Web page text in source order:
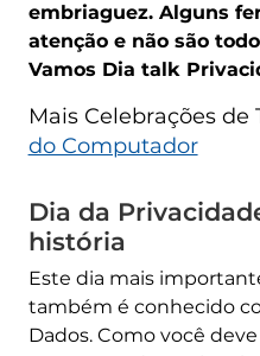
embriaguez. Alguns
atenção e não são
Vamos Dia talk
Mais Celebrações de
do Computador
Dia da
história
Este dia mais
também é conhecido
Dados. Como você